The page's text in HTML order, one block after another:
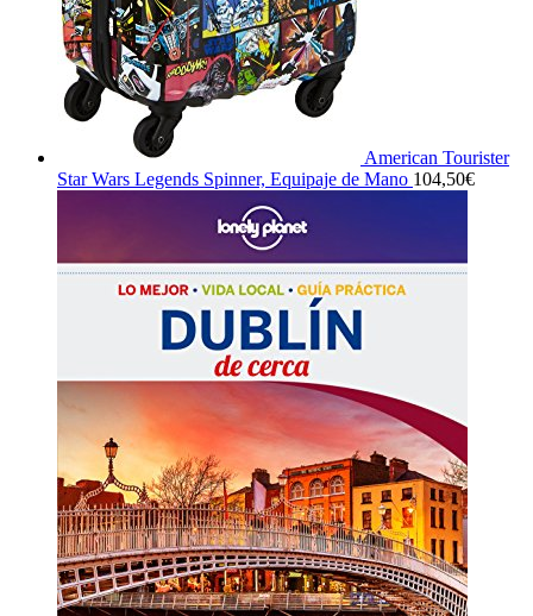
American Tourister
Star Wars Legends Spinner, Equipaje de Mano 104,50€